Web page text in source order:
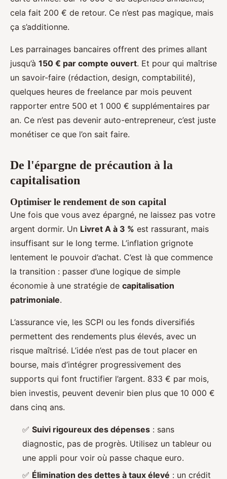
cela fait 200 € de retour. Ce n’est pas magique, mais
ça s’additionne.
Les parrainages bancaires offrent des primes allant
jusqu’à 150 € par compte ouvert. Et pour qui maîtrise
un savoir-faire (rédaction, design, comptabilité),
quelques heures de freelance par mois peuvent
rapporter entre 500 et 1 000 € supplémentaires par
an. Ce n’est pas devenir auto-entrepreneur, c’est juste
monétiser ce que l’on sait faire.
De l'épargne de précaution à la
capitalisation
Optimiser le rendement de son capital
Une fois que vous avez épargné, ne laissez pas votre
argent dormir. Un Livret A à 3 % est rassurant, mais
insuffisant sur le long terme. L’inflation grignote
lentement le pouvoir d’achat. C’est là que commence
la transition : passer d’une logique de simple
économie à une stratégie de capitalisation
patrimoniale.
L’assurance vie, les SCPI ou les fonds diversifiés
permettent des rendements plus élevés, avec un
risque maîtrisé. L’idée n’est pas de tout placer en
bourse, mais d’intégrer progressivement des
supports qui font fructifier l’argent. 833 € par mois,
bien investis, peuvent devenir bien plus que 10 000 €
dans cinq ans.
✅ Suivi rigoureux des dépenses : sans
diagnostic, pas de progrès. Utilisez un tableur ou
une appli pour voir où passe chaque euro.
✅ Élimination des dettes à taux élevé : un crédit